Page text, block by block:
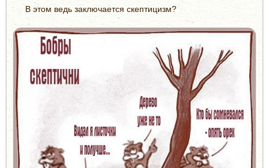
В этом ведь заключается скептицизм?